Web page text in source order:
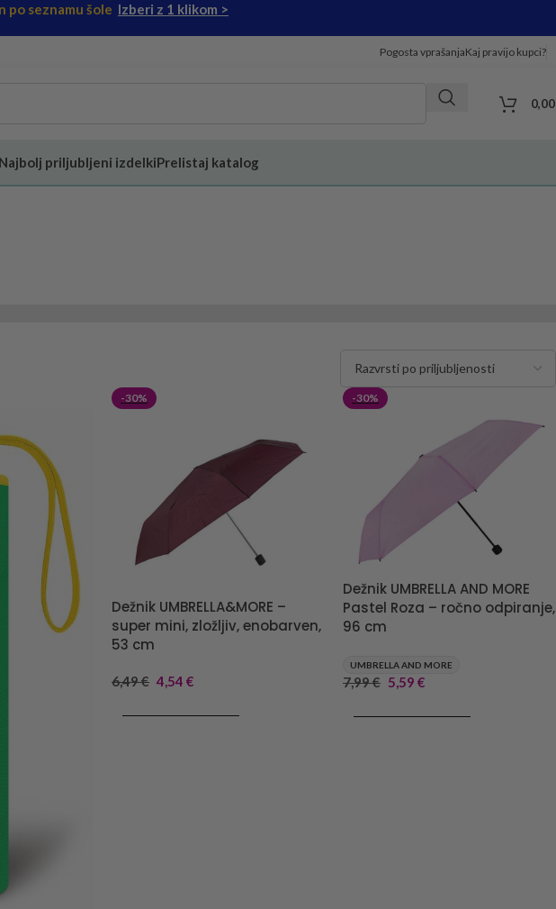
seznamu šole Izberi z 1 klikom >
Pogosta vprašanjaKaj pravijo kupci?
Najbolj priljubljeni izdelkiPrelistaj katalog
-30%
Dežnik UMBRELLA&MORE –
super mini, zložljiv, enobarven,
53 cm
6,49€ 4,54 €
-30%
Dežnik UMBRELLA AND MORE
Pastel Roza – ročno odpiranje,
96 cm
UMBRELLA AND MORE
7,99€ 5,59 €